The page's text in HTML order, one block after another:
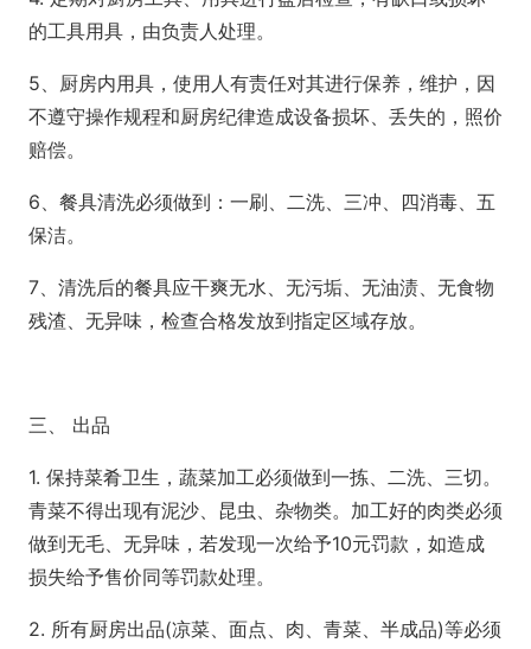
的工具用具，由负责人处理。
5、厨房内用具，使用人有责任对其进行保养，维护，因
不遵守操作规程和厨房纪律造成设备损坏、丢失的，照价
赔偿。
6、餐具清洗必须做到：一刷、二洗、三冲、四消毒、五
保洁。
7、清洗后的餐具应干爽无水、无污垢、无油渍、无食物
残渣、无异味，检查合格发放到指定区域存放。
三、 出品
1. 保持菜肴卫生，蔬菜加工必须做到一拣、二洗、三切。
青菜不得出现有泥沙、昆虫、杂物类。加工好的肉类必须
做到无毛、无异味，若发现一次给予10元罚款，如造成
损失给予售价同等罚款处理。
2. 所有厨房出品(凉菜、面点、肉、青菜、半成品)等必须